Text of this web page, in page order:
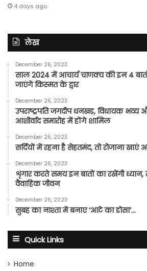
4 days ago
लेख
December 26, 2023
साल 2024 में आचार्य चाणक्य की इन 4
जाएंगे किस्मत के द्वार
December 26, 2023
उपराष्ट्रपति जगदीप धनखड़, विधायक भव्य
आशीर्वाद समारोह में होंगे शामिल
December 26, 2023
सर्दियों में रहना है सेहतमंद, तो रोजाना
December 26, 2023
शृंगार करते समय इन बातों का रखेंगी ध्यान,
वैवाहिक जीवन
December 26, 2023
सुबह का नाश्ता में बनाए ‘आटे का डोसा’…
Quick Links
Home